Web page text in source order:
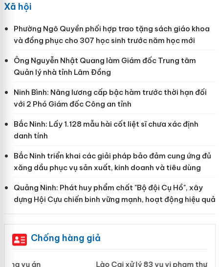
Xã hội
Phường Ngô Quyền phối hợp trao tặng sách giáo khoa
và đồng phục cho 307 học sinh trước năm học mới
Ông Nguyễn Nhật Quang làm Giám đốc Trung tâm
Quản lý nhà tỉnh Lâm Đồng
Ninh Bình: Nâng lương cấp bậc hàm trước thời hạn đối
với 2 Phó Giám đốc Công an tỉnh
Bắc Ninh: Lấy 1.128 mẫu hài cốt liệt sĩ chưa xác định
danh tính
Bắc Ninh triển khai các giải pháp bảo đảm cung ứng đủ
xăng dầu phục vụ sản xuất, kinh doanh và tiêu dùng
Quảng Ninh: Phát huy phẩm chất "Bộ đội Cụ Hồ", xây
dựng Hội Cựu chiến binh vững mạnh, hoạt động hiệu quả
Chống hàng giả
Lào Cai xử lý 83 vụ vi phạm thương mại